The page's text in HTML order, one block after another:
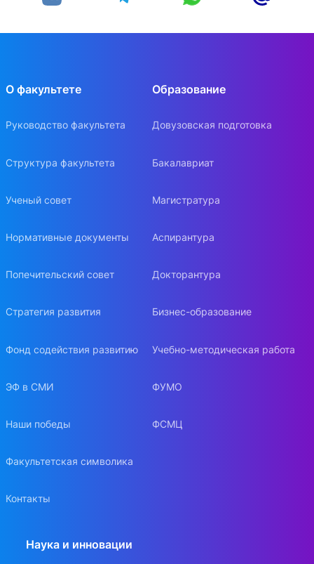
О факультете
Руководство факультета
Структура факультета
Ученый совет
Нормативные документы
Попечительский совет
Стратегия развития
Фонд содействия развитию
ЭФ в СМИ
Наши победы
Факультетская символика
Контакты
Образование
Довузовская подготовка
Бакалавриат
Магистратура
Аспирантура
Докторантура
Бизнес-образование
Учебно-методическая работа
ФУМО
ФСМЦ
Наука и инновации